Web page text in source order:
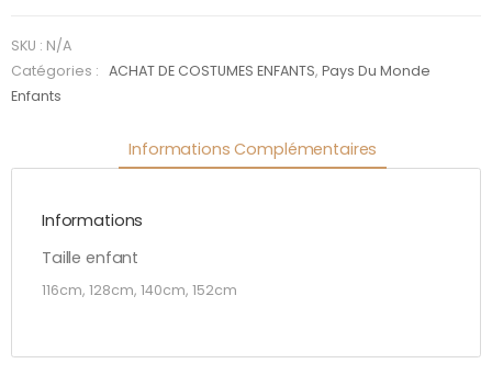
SKU : N/A
Catégories :
ACHAT DE COSTUMES ENFANTS,Pays Du Monde
Enfants
Informations Complémentaires
Informations
Taille enfant
116cm, 128cm, 140cm, 152cm